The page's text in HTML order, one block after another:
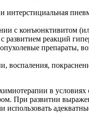
с конъюнктивитом
реакций
препараты,
в
При развитии
использовать